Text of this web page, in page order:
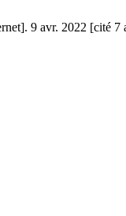
9 avr. 2022 [cité